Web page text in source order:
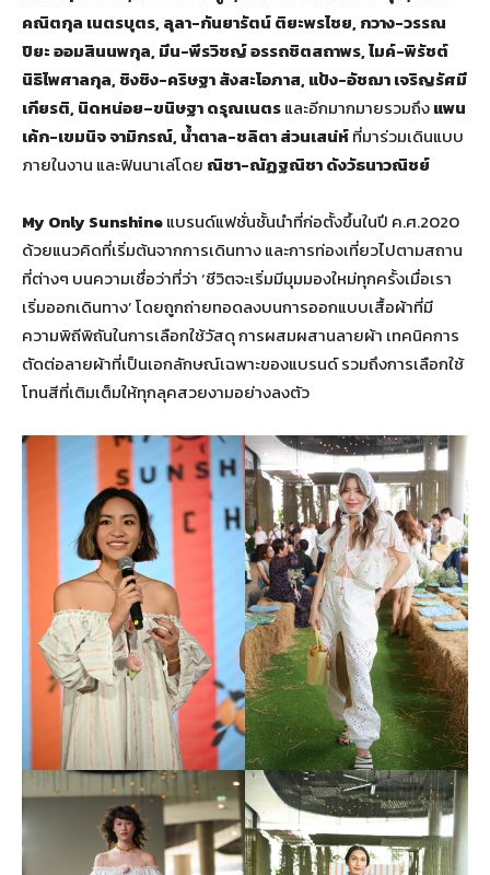
คณิตกุล เนตรบุตร, ลุลา-กันยารัตน์ ติยะพรไชย, กวาง-วรรณ
ปิยะ ออมสินนพกุล, มีน-พีรวิชญ์ อรรถชิตสถาพร, ไมค์-พิรัชต์
นิธิไพศาลกุล, ชิงชิง-คริษฐา สังสะโอภาส, แป้ง-อัชฌา เจริญรัศมี
เกียรติ, นิดหน่อย–ขนิษฐา ดรุณเนตรและอีกมากมายรวมถึงแพน
เค้ก-เขมนิจ จามิกรณ์, น้ำตาล-ชลิตา ส่วนเสน่ห์ที่มาร่วมเดินแบบ
ภายในงาน และฟินนาเล่โดย ณิชา-ณัฏฐณิชา ดังวัธนาวณิชย์
My Only Sunshineแบรนด์แฟชั่นชั้นนำที่ก่อตั้งขึ้นในปี ค.ศ.2020
ด้วยแนวคิดที่เริ่มต้นจากการเดินทาง และการท่องเที่ยวไปตามสถาน
ที่ต่างๆ บนความเชื่อว่าที่ว่า ‘ชีวิตจะเริ่มมีมุมมองใหม่ทุกครั้งเมื่อเรา
เริ่มออกเดินทาง’ โดยถูกถ่ายทอดลงบนการออกแบบเสื้อผ้าที่มี
ความพิถีพิถันในการเลือกใช้วัสดุ การผสมผสานลายผ้า เทคนิคการ
ตัดต่อลายผ้าที่เป็นเอกลักษณ์เฉพาะของแบรนด์ รวมถึงการเลือกใช้
โทนสีที่เติมเต็มให้ทุกลุคสวยงามอย่างลงตัว